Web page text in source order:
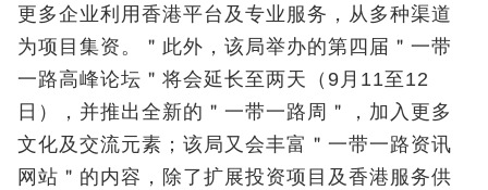
更多企业利用香港平台及专业服务，从多种渠道
为项目集资。＂此外，该局举办的第四届＂一带
一路高峰论坛＂将会延长至两天（9月11至12
日），并推出全新的＂一带一路周＂，加入更多
文化及交流元素；该局又会丰富＂一带一路资讯
网站＂的内容，除了扩展投资项目及香港服务供